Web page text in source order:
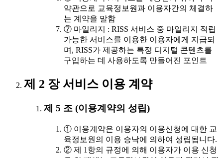
약관으로 교육정보원과 이용자간의 체결하
는 계약을 말함
⑦ 마일리지 : RISS 서비스 중 마일리지 적립
가능한 서비스를 이용한 이용자에게 지급되
며, RISS가 제공하는 특정 디지털 콘텐츠를
구입하는 데 사용하도록 만들어진 포인트
제 2 장 서비스 이용 계약
제 5 조 (이용계약의 성립)
① 이용계약은 이용자의 이용신청에 대한 교
육정보원의 이용 승낙에 의하여 성립됩니다.
② 제 1항의 규정에 의해 이용자가 이용 신청